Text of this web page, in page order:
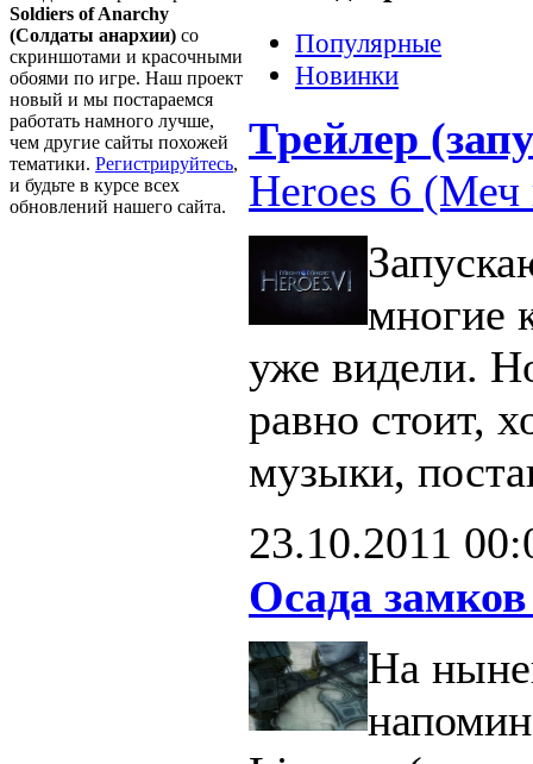
Soldiers of Anarchy
(Солдаты анархии) со
скриншотами и красочными
обоями по игре. Наш проект
новый и мы постараемся
работать намного лучше,
чем другие сайты похожей
тематики. Регистрируйтесь,
и будьте в курсе всех
обновлений нашего сайта.
Популярные
Новинки
Трейлер
Heroes 6 (Меч
многие
уже видели.
равно стоит,
музыки,
23.10.2011
Осада замков
На